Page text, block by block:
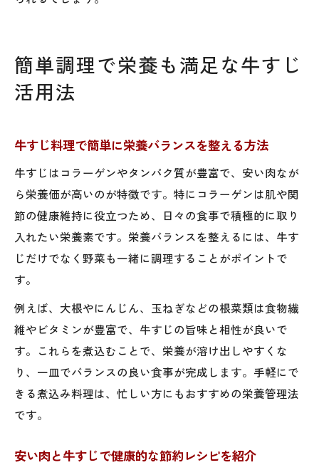
簡単調理で栄養も満足な牛すじ
活用法
牛すじ料理で簡単に栄養バランスを整える方法
牛すじはコラーゲンやタンパク質が豊富で、安い肉なが
ら栄養価が高いのが特徴です。特にコラーゲンは肌や関
節の健康維持に役立つため、日々の食事で積極的に取り
入れたい栄養素です。栄養バランスを整えるには、牛す
じだけでなく野菜も一緒に調理することがポイントで
す。
例えば、大根やにんじん、玉ねぎなどの根菜類は食物繊
維やビタミンが豊富で、牛すじの旨味と相性が良いで
す。これらを煮込むことで、栄養が溶け出しやすくな
り、一皿でバランスの良い食事が完成します。手軽にで
きる煮込み料理は、忙しい方にもおすすめの栄養管理法
です。
安い肉と牛すじで健康的な節約レシピを紹介